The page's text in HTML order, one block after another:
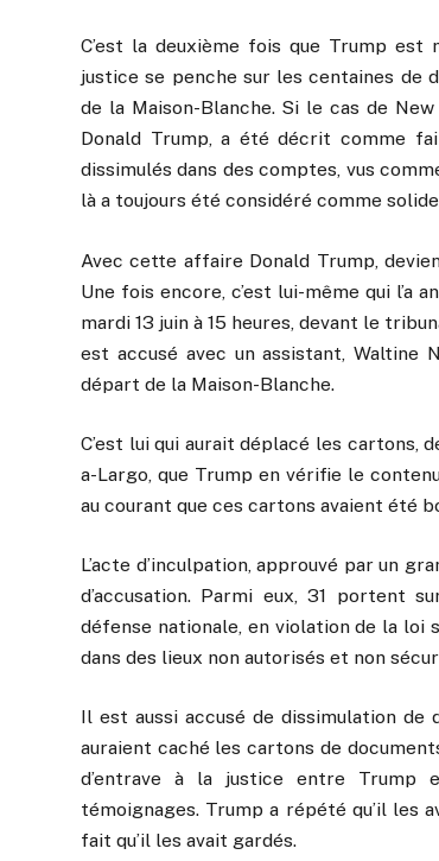
C’est la deuxième fois que Trump est
justice se penche sur les centaines de
de la Maison-Blanche. Si le cas de
Donald Trump, a été décrit comme
dissimulés dans des comptes, vus
là a toujours été considéré comme
Avec cette affaire Donald Trump,
Une fois encore, c’est lui-même qui l’a
mardi 13 juin à 15 heures, devant le
est accusé avec un assistant, Waltine
départ de la Maison-Blanche.
C’est lui qui aurait déplacé les cartons,
a-Largo, que Trump en vérifie le
au courant que ces cartons avaient été
L’acte d’inculpation, approuvé par un
d’accusation. Parmi eux, 31 portent
défense nationale, en violation de la loi
dans des lieux non autorisés et non
Il est aussi accusé de dissimulation
auraient caché les cartons de
d’entrave à la justice entre Trump
témoignages. Trump a répété qu’il les
fait qu’il les avait gardés.